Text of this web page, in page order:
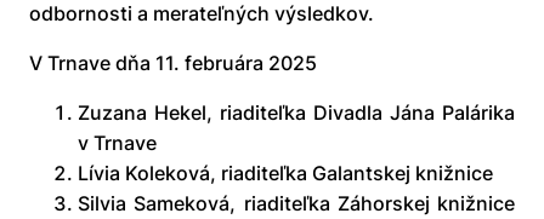
odbornosti a merateľných výsledkov.
V Trnave dňa 11. februára 2025
Zuzana Hekel, riaditeľka Divadla Jána Palárika
v Trnave
Lívia Koleková, riaditeľka Galantskej knižnice
Silvia Sameková, riaditeľka Záhorskej knižnice